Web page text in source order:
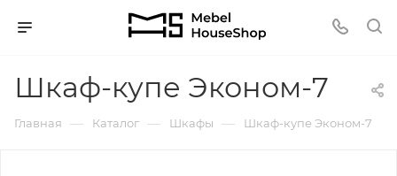
Шкаф-купе Эконом-7
Главная — Каталог — Шкафы — Шкаф-купе Эконом-7